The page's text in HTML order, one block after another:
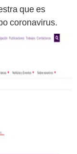
que es
coronavirus.